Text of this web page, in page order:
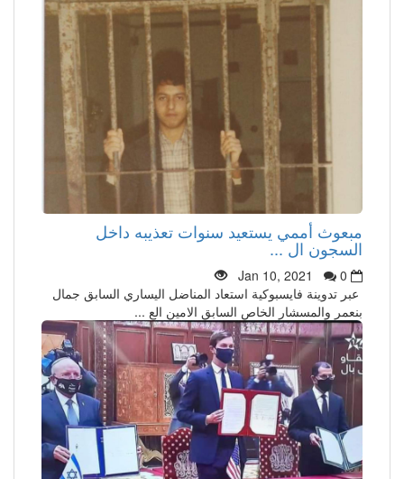
مبعوث أممي يستعيد سنوات تعذيبه داخل
السجون ال ...
Jan 10, 2021
0
عبر تدوينة فايسبوكية استعاد المناضل اليساري السابق جمال
بنعمر والمسشار الخاص السابق الامين الع ...